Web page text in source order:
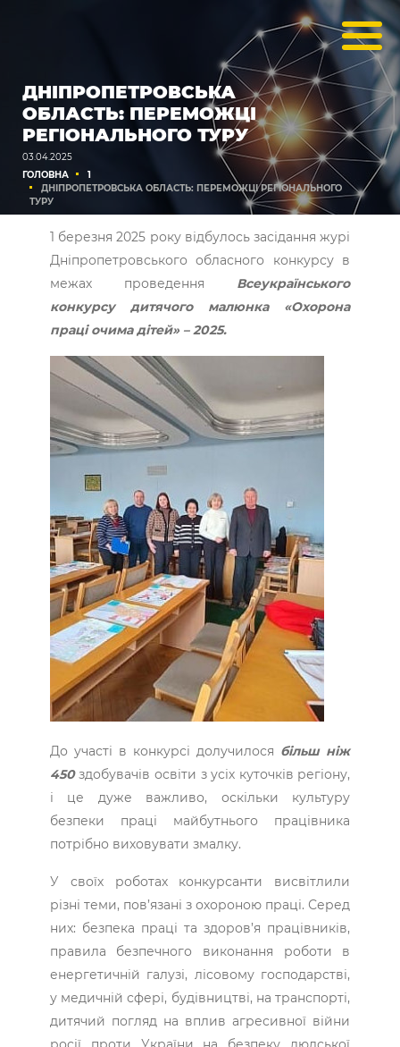
ДНІПРОПЕТРОВСЬКА
ОБЛАСТЬ: ПЕРЕМОЖЦІ
РЕГІОНАЛЬНОГО ТУРУ
03.04.2025
ГОЛОВНА
1
ДНІПРОПЕТРОВСЬКА ОБЛАСТЬ: ПЕРЕМОЖЦІ РЕГІОНАЛЬНОГО
ТУРУ
1 березня 2025 року відбулось засідання журі
Дніпропетровського обласного конкурсу в
межах проведення Всеукраїнського
конкурсу дитячого малюнка «Охорона
праці очима дітей» – 2025.
До участі в конкурсі долучилося більш ніж
450здобувачів освіти з усіх куточків регіону,
і це дуже важливо, оскільки культуру
безпеки праці майбутнього працівника
потрібно виховувати змалку.
У своїх роботах конкурсанти висвітлили
різні теми, пов’язані з охороною праці. Серед
них: безпека праці та здоров’я працівників,
правила безпечного виконання роботи в
енергетичній галузі, лісовому господарстві,
у медичній сфері, будівництві, на транспорті,
дитячий погляд на вплив агресивної війни